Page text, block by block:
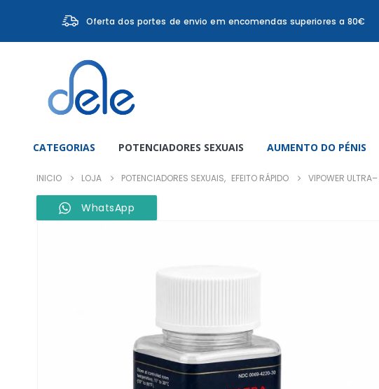
Oferta dos portes de envio em encomendas superiores a 80€
CATEGORIAS POTENCIADORES SEXUAIS AUMENTO DO PÉNIS
INICIO LOJA POTENCIADORES SEXUAIS, EFEITO RÁPIDO VIPOWER
WhatsApp